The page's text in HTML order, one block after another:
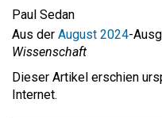
Paul Sedan
Aus der August 2024-
Wissenschaft
Dieser Artikel erschien
Internet.